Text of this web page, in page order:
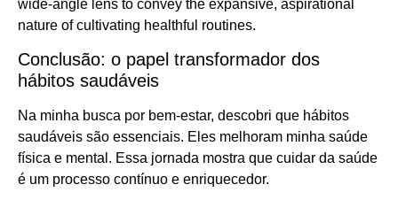
Conclusão: o papel transformador dos
hábitos saudáveis
Na minha busca por bem-estar, descobri que hábitos
saudáveis são essenciais. Eles melhoram minha saúde
física e mental. Essa jornada mostra que cuidar da saúde
é um processo contínuo e enriquecedor.